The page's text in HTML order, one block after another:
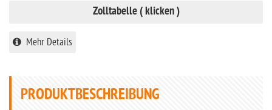
Zolltabelle ( klicken )
Mehr Details
PRODUKTBESCHREIBUNG